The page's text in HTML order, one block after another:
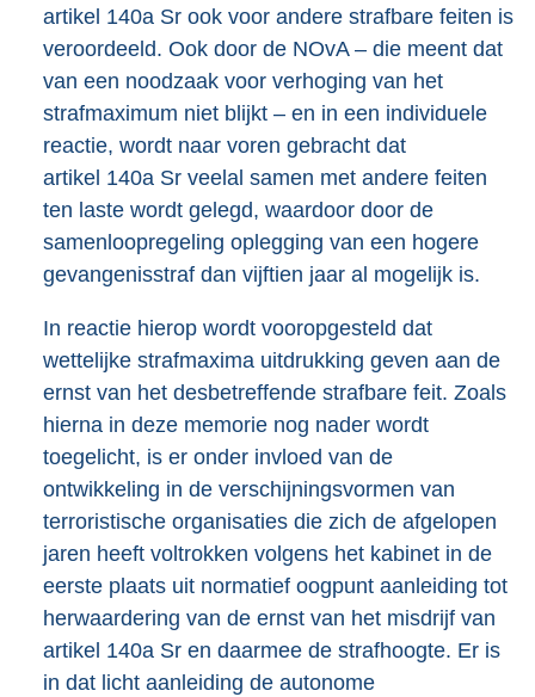
artikel 140a Sr ook voor andere strafbare feiten is
veroordeeld. Ook door de NOvA – die meent dat
van een noodzaak voor verhoging van het
strafmaximum niet blijkt – en in een individuele
reactie, wordt naar voren gebracht dat
artikel 140a Sr veelal samen met andere feiten
ten laste wordt gelegd, waardoor door de
samenloopregeling oplegging van een hogere
gevangenisstraf dan vijftien jaar al mogelijk is.
In reactie hierop wordt vooropgesteld dat
wettelijke strafmaxima uitdrukking geven aan de
ernst van het desbetreffende strafbare feit. Zoals
hierna in deze memorie nog nader wordt
toegelicht, is er onder invloed van de
ontwikkeling in de verschijningsvormen van
terroristische organisaties die zich de afgelopen
jaren heeft voltrokken volgens het kabinet in de
eerste plaats uit normatief oogpunt aanleiding tot
herwaardering van de ernst van het misdrijf van
artikel 140a Sr en daarmee de strafhoogte. Er is
in dat licht aanleiding de autonome